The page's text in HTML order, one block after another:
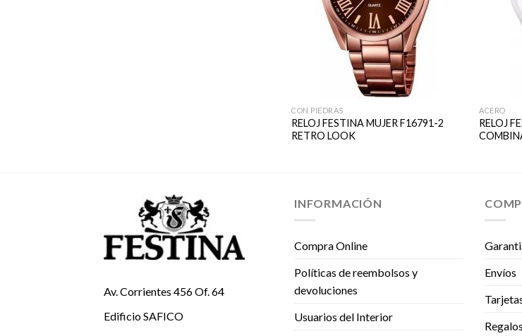
CON PIEDRAS
RELOJ FESTINA MUJER F16791-2
RETRO LOOK
ACERO
RELOJ
Av. Corrientes 456 Of. 64
Edificio SAFICO
INFORMACIÓN
Compra Online
Políticas de reembolsos y
devoluciones
Usuarios del Interior
Envíos